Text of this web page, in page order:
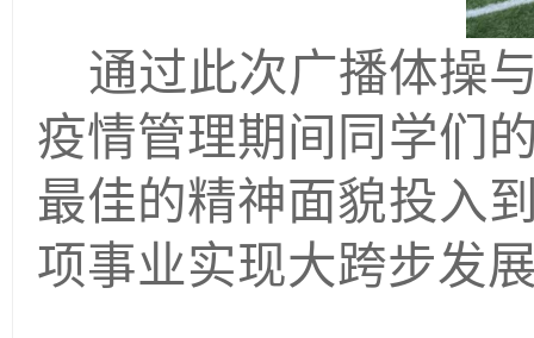
通过此次广播体操
疫情管理期间同学们
最佳的精神面貌投入
项事业实现大跨步发